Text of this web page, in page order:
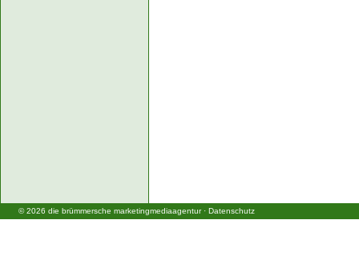
© 2026 die brümmersche marketingmediaagentur· Datenschutz